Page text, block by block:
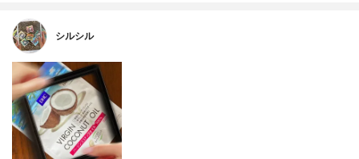
シルシル